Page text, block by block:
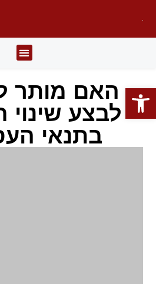
האם מותר
לבצע שינוי
בתנאי
פתח סרגל נגישות